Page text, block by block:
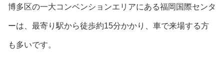
博多区の一大コンベンションエリアにある福岡国際センタ
ーは、最寄り駅から徒歩約15分かかり、車で来場する方
も多いです。